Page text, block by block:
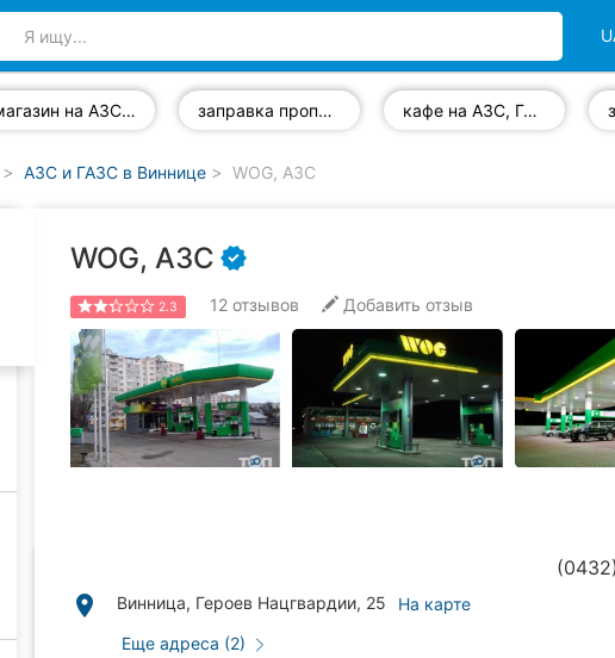
магазин на АЗС, ГАЗС заправка пропаном кафе на АЗС, ГАЗС
АЗС и ГАЗС в Виннице WOG, АЗС
WOG, АЗС
2.3 12 отзывов Добавить отзыв
place Винница, Героев Нацгвардии, 25
На карте
Еще адреса (2)